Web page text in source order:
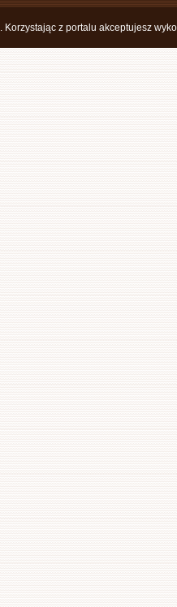
. Korzystając z portalu akceptujesz